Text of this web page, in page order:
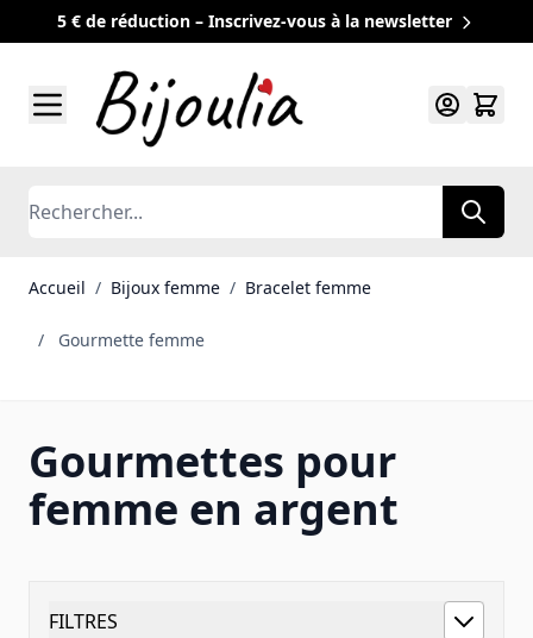
5 € de réduction – Inscrivez-vous à la newsletter
Rechercher
Accueil / Bijoux femme / Bracelet femme
/ Gourmette femme
Gourmettes pour
femme en argent
FILTRES